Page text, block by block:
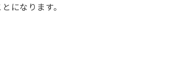
になります。